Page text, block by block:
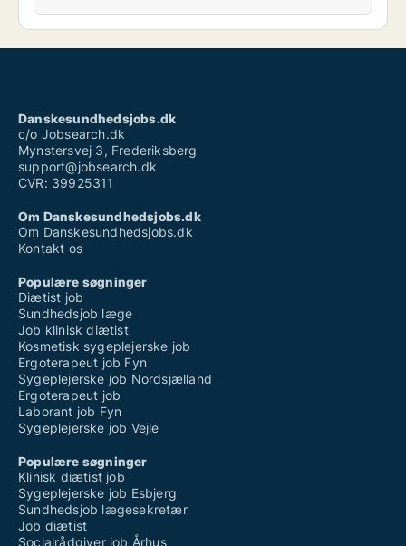
Danskesundhedsjobs.dk
c/o Jobsearch.dk
Mynstersvej 3, Frederiksberg
support@jobsearch.dk
CVR: 39925311
Om Danskesundhedsjobs.dk
Om Danskesundhedsjobs.dk
Kontakt os
Populære søgninger
Diætist job
Sundhedsjob læge
Job klinisk diætist
Kosmetisk sygeplejerske job
Ergoterapeut job Fyn
Sygeplejerske job Nordsjælland
Ergoterapeut job
Laborant job Fyn
Sygeplejerske job Vejle
Populære søgninger
Klinisk diætist job
Sygeplejerske job Esbjerg
Sundhedsjob lægesekretær
Job diætist
Socialrådgiver job Århus